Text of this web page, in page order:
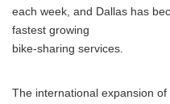
each week, and Dallas has
fastest growing
bike-sharing services.
The international expansion